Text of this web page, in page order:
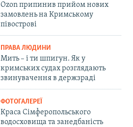
Ozon припинив прийом нових
замовлень на Кримському
півострові
ПРАВА ЛЮДИНИ
Мить – і ти шпигун. Як у
кримських судах розглядають
звинувачення в держзраді
ФОТОГАЛЕРЕЇ
Краса Сімферопольського
водосховища та занедбаність